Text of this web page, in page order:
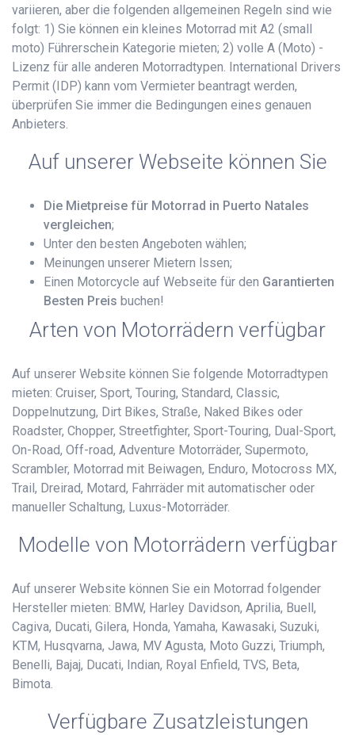
variieren, aber die folgenden allgemeinen Regeln sind wie
folgt: 1) Sie können ein kleines Motorrad mit A2 (small
moto) Führerschein Kategorie mieten; 2) volle A (Moto) -
Lizenz für alle anderen Motorradtypen. International Drivers
Permit (IDP) kann vom Vermieter beantragt werden,
überprüfen Sie immer die Bedingungen eines genauen
Anbieters.
Auf unserer Webseite können Sie
Die Mietpreise für Motorrad in Puerto Natales
vergleichen;
Unter den besten Angeboten wählen;
Meinungen unserer Mietern lssen;
Einen Motorcycle auf Webseite für den Garantierten
Besten Preis buchen!
Arten von Motorrädern verfügbar
Auf unserer Website können Sie folgende Motorradtypen
mieten: Cruiser, Sport, Touring, Standard, Classic,
Doppelnutzung, Dirt Bikes, Straße, Naked Bikes oder
Roadster, Chopper, Streetfighter, Sport-Touring, Dual-Sport,
On-Road, Off-road, Adventure Motorräder, Supermoto,
Scrambler, Motorrad mit Beiwagen, Enduro, Motocross MX,
Trail, Dreirad, Motard, Fahrräder mit automatischer oder
manueller Schaltung, Luxus-Motorräder.
Modelle von Motorrädern verfügbar
Auf unserer Website können Sie ein Motorrad folgender
Hersteller mieten: BMW, Harley Davidson, Aprilia, Buell,
Cagiva, Ducati, Gilera, Honda, Yamaha, Kawasaki, Suzuki,
KTM, Husqvarna, Jawa, MV Agusta, Moto Guzzi, Triumph,
Benelli, Bajaj, Ducati, Indian, Royal Enfield, TVS, Beta,
Bimota.
Verfügbare Zusatzleistungen